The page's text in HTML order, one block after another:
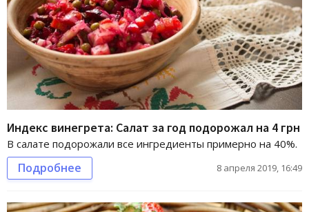
Индекс винегрета: Салат за год подорожал на 4 грн
В салате подорожали все ингредиенты примерно на 40%.
Подробнее 8 апреля 2019, 16:49